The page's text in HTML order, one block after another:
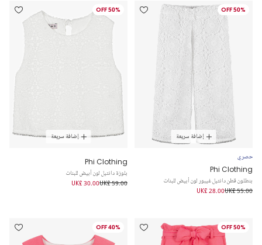
50% OFF
إضافة سريعة
حصري
Phi Clothing
بنطلون قطن دانتيل غيبور لون أبيض للبنات
UK£ 55.00
UK£ 28.00
50% OFF
إضافة سريعة
Phi Clothing
بلوزة دانتيل لون أبيض للبنات
UK£ 59.00
UK£ 30.00
50% OFF
40% OFF